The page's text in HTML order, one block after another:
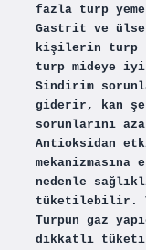
fazla turp
Gastrit ve
kişilerin turp
turp mideye
Sindirim
giderir, kan
sorunlarını
Antioksidan
nedenle
tüketilebilir.
Turpun gaz
dikkatli